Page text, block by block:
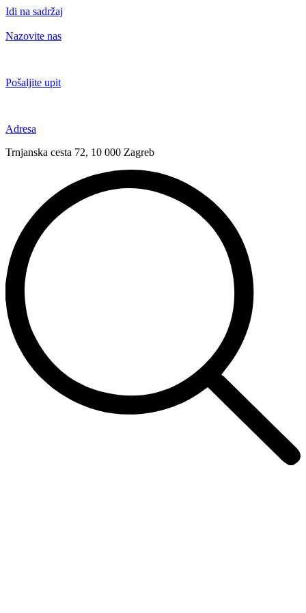
Idi na sadržaj
Nazovite nas
Pošaljite upit
Adresa
Trnjanska cesta 72, 10 000 Zagreb